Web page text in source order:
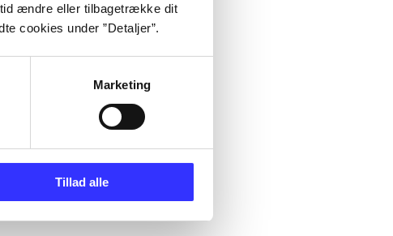
ændre eller tilbagetrække dit
cookies under ”Detaljer”.
Marketing
Tillad alle